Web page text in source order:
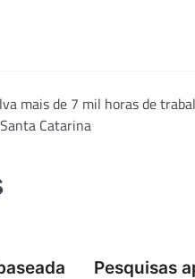
mais de 7 mil horas de
Catarina
Pesquisas